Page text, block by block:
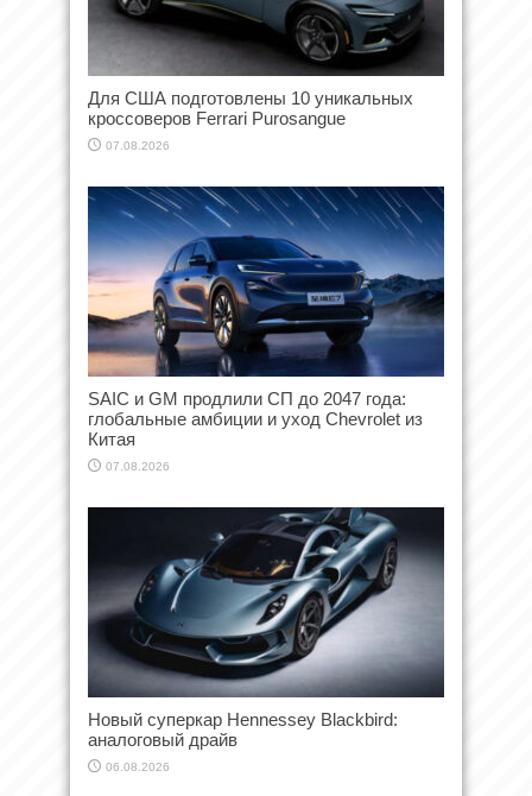
Для США подготовлены 10 уникальных
кроссоверов Ferrari Purosangue
07.08.2026
SAIC и GM продлили СП до 2047 года:
глобальные амбиции и уход Chevrolet из
Китая
07.08.2026
Новый суперкар Hennessey Blackbird:
аналоговый драйв
06.08.2026